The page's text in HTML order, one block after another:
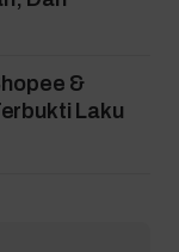
&
Laku